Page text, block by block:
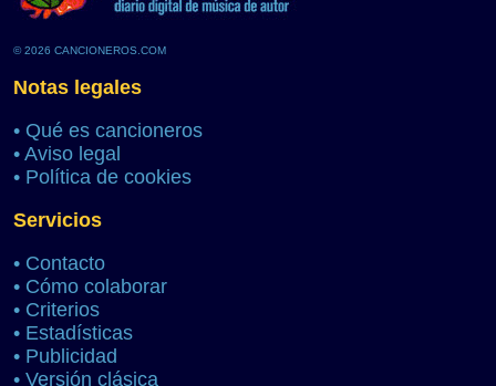
© 2026 CANCIONEROS.COM
Notas legales
• Qué es cancioneros
• Aviso legal
• Política de cookies
Servicios
• Contacto
• Cómo colaborar
• Criterios
• Estadísticas
• Publicidad
• Versión clásica